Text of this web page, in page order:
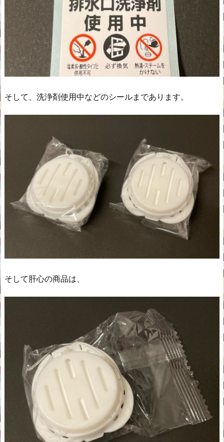
そして、洗浄剤使用中などのシールまであります。
そして肝心の商品は、